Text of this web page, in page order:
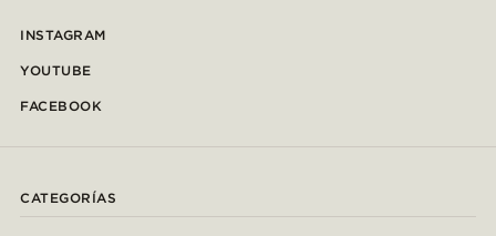
INSTAGRAM
YOUTUBE
FACEBOOK
CATEGORÍAS